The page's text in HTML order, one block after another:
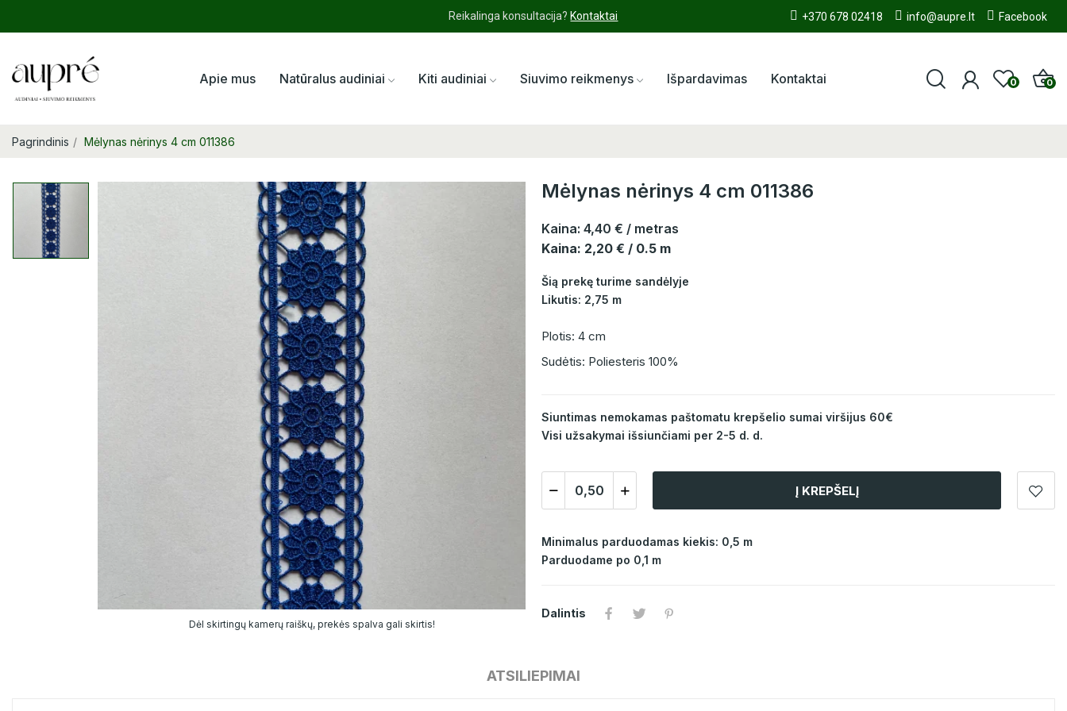
Reikalinga konsultacija? Kontaktai +370 678 02418 info@aupre.lt Facebook
Apie mus Natūralus audiniai Kiti audiniai Siuvimo reikmenys Išpardavimas Kontaktai 0 0
Pagrindinis Mėlynas nėrinys 4 cm 011386
Dėl skirtingų kamerų raiškų, prekės spalva gali skirtis!
Mėlynas nėrinys 4 cm 011386
Kaina: 4,40 € / metras
Kaina: 2,20 € / 0.5 m
Šią prekę turime sandėlyje
Likutis: 2,75 m
Plotis: 4 cm
Sudėtis: Poliesteris 100%
Siuntimas nemokamas paštomatu krepšelio sumai viršijus 60€
Visi užsakymai išsiunčiami per 2-5 d. d.
Į KREPŠELĮ
Minimalus parduodamas kiekis: 0,5 m
Parduodame po 0,1 m
Dalintis
ATSILIEPIMAI